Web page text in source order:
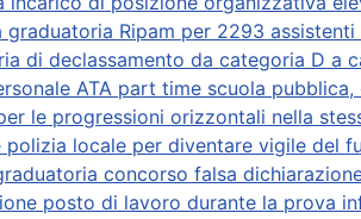
graduatoria Ripam per 2293
di declassamento da categoria D a
ATA part time scuola
le progressioni orizzontali nella
polizia locale per diventare vigile del
concorso falsa
posto di lavoro durante la prova